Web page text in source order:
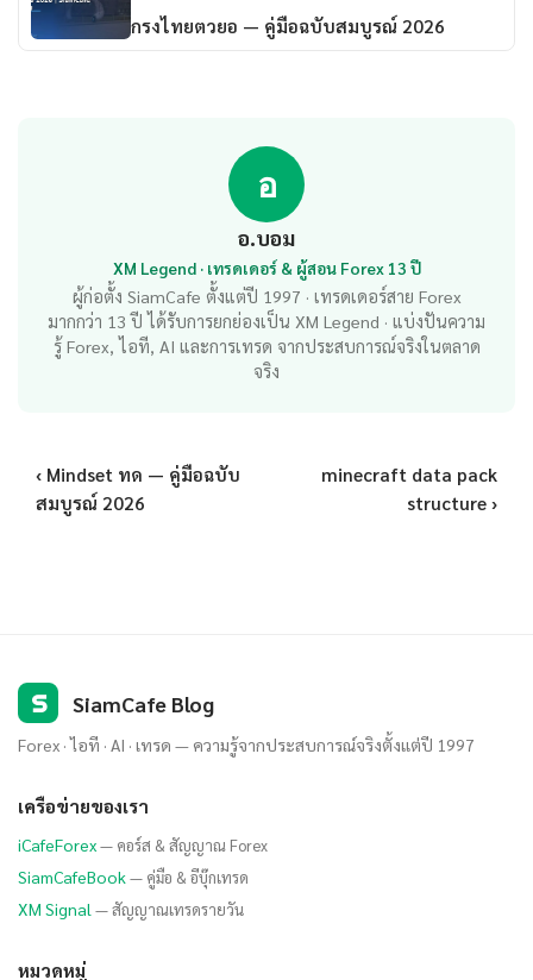
กรงไทยตวยอ — คู่มือฉบับสมบูรณ์ 2026
อ
อ.บอม
XM Legend · เทรดเดอร์ & ผู้สอน Forex 13 ปี
ผู้ก่อตั้ง SiamCafe ตั้งแต่ปี 1997 · เทรดเดอร์สาย Forex
มากกว่า 13 ปี ได้รับการยกย่องเป็น XM Legend · แบ่งปันความ
รู้ Forex, ไอที, AI และการเทรด จากประสบการณ์จริงในตลาด
จริง
‹ Mindset ทด — คู่มือฉบับ
สมบูรณ์ 2026
minecraft data pack
structure ›
S SiamCafe Blog
Forex · ไอที · AI · เทรด — ความรู้จากประสบการณ์จริงตั้งแต่ปี 1997
เครือข่ายของเรา
iCafeForex— คอร์ส & สัญญาณ Forex
SiamCafeBook— คู่มือ & อีบุ๊กเทรด
XM Signal — สัญญาณเทรดรายวัน
หมวดหมู่